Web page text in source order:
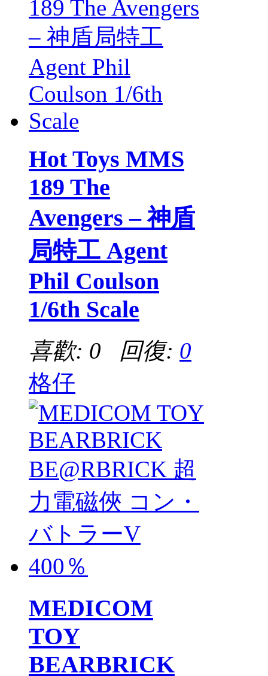
Hot Toys MMS
189 The
Avengers – 神盾
局特工 Agent
Phil Coulson
1/6th Scale
喜歡: 0 回復: 0
格仔
MEDICOM
TOY
BEARBRICK